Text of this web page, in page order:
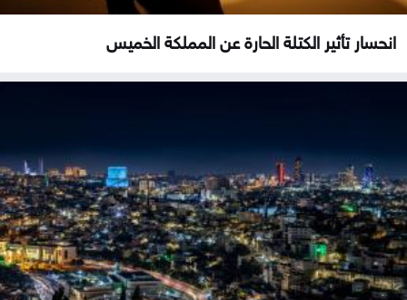
انحسار تأثير الكتلة الحارة عن المملكة الخميس